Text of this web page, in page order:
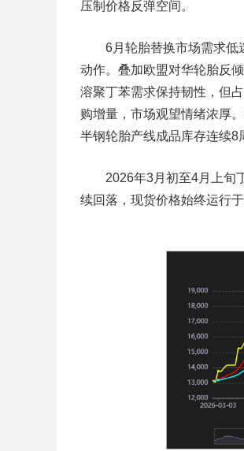
压制价格反弹空间。
6月轮胎替换市场需求低迷
动作。叠加欧盟对华轮胎反
溶聚丁苯需求保持韧性，但
购增量，市场观望情绪浓厚
半钢轮胎产线成品库存连续8
2026年3月初至4月上旬丁
续回落，现货价格始终运行